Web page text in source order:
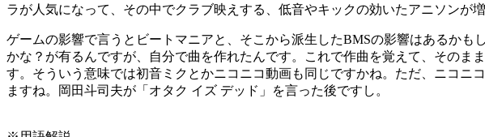
ラが人気になって、その中でクラブ映えする、低音やキックの効いたアニソンが
ゲームの影響で言うとビートマニアと、そこから派生したBMSの影響はあるか
かな？が有るんですが、自分で曲を作れたんです。これで作曲を覚えて、そのま
す。そういう意味では初音ミクとかニコニコ動画も同じですかね。ただ、ニコ
ますね。岡田斗司夫が「オタク イズ デッド」を言った後ですし。